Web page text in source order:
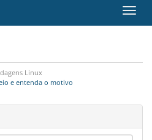
Växla
Linux
e entenda o motivo